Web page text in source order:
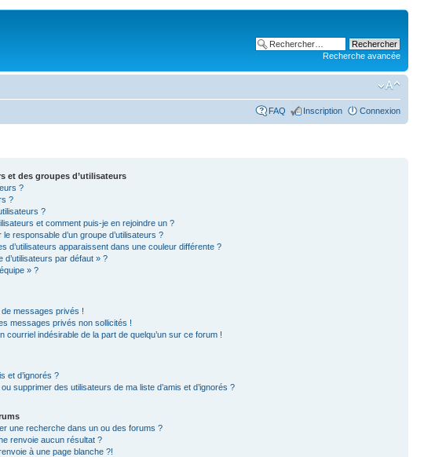
Recherche avancée
FAQ Inscription Connexion
et des groupes d’utilisateurs
?
?
?
et comment puis-je en rejoindre un ?
responsable d’un groupe d’utilisateurs ?
d’utilisateurs apparaissent dans une couleur différente ?
d’utilisateurs par défaut » ?
» ?
messages privés !
messages privés non sollicités !
courriel indésirable de la part de quelqu’un sur ce forum !
et d’ignorés ?
supprimer des utilisateurs de ma liste d’amis et d’ignorés ?
une recherche dans un ou des forums ?
renvoie aucun résultat ?
à une page blanche ?!